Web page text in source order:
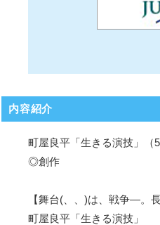
内容紹介
町屋良平「生きる演技」（
◎創作
【舞台(、、)は、戦争―。
町屋良平「生きる演技」